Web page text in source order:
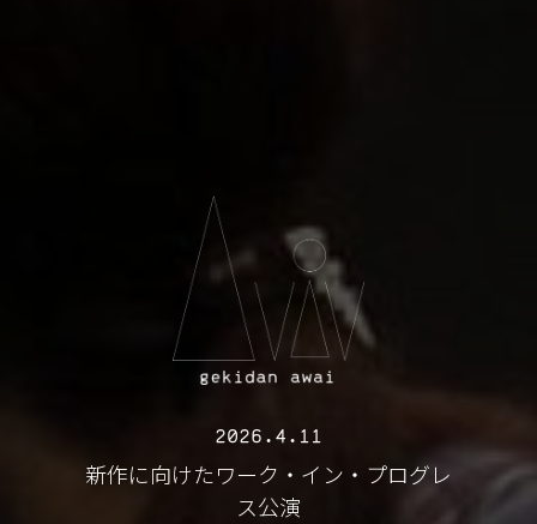
2026.4.11
新作に向けたワーク・イン・プログレ
ス公演